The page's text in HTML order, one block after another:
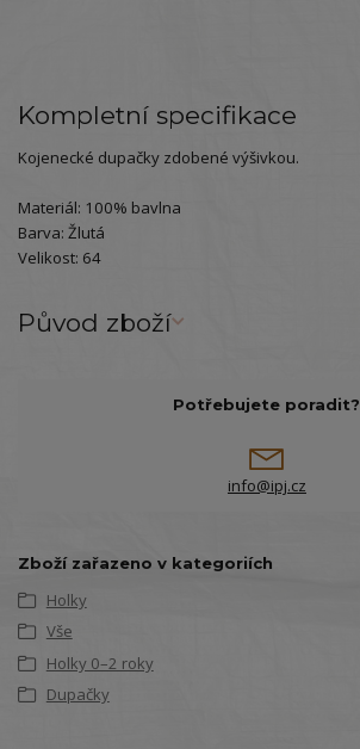
Kompletní specifikace
Kojenecké dupačky zdobené výšivkou.
Materiál: 100% bavlna
Barva: Žlutá
Velikost: 64
Původ zboží
Potřebujete poradit?
info@ipj.cz
Zboží zařazeno v kategoriích
Holky
Vše
Holky 0–2 roky
Dupačky